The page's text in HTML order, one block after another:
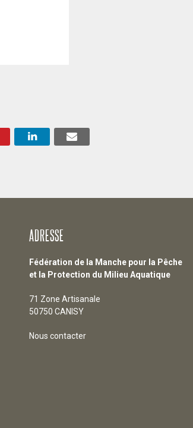
ADRESSE
Fédération de la Manche pour la Pêche
et la Protection du Milieu Aquatique
71 Zone Artisanale
50750 CANISY
Nous contacter